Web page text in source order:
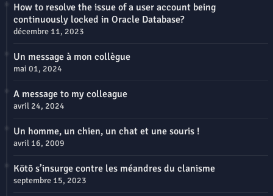
How to resolve the issue of a user account being
continuously locked in Oracle Database?
décembre 11, 2023
Un message à mon collègue
mai 01, 2024
A message to my colleague
avril 24, 2024
Un homme, un chien, un chat et une souris !
avril 16, 2009
Kötõ s’insurge contre les méandres du clanisme
septembre 15, 2023